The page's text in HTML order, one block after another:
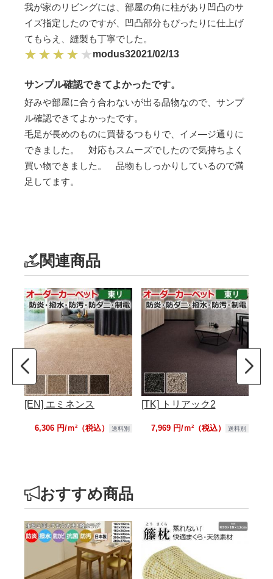
我が家のリビングには、部屋の角に柱があり凹凸のサ
イズ指定したのですが、凹凸部分もぴったりに仕上げ
てもらえ、縫製も丁寧でした。
modus32021/02/13
サンプル確認できてよかったです。
好みや部屋に合う合わないが出る品物なので、サンプ
ル確認できてよかったです。
毛足が長めのものに買替るつもりで、イメ―ジ通りに
できました。 対応もスムーズでしたので気持ちよく
買い物できました。 品物もしっかりしているので満
足してます。
関連商品
[EN] エミネンス
6,306 円/ｍ²（税込） 送料別
[TK] トリアック2
7,969 円/ｍ²（税込） 送料別
おすすめ商品